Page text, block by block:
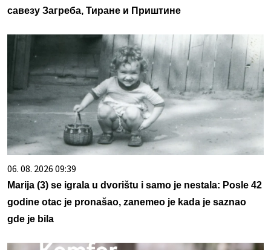
савезу Загреба, Тиране и Приштине
06. 08. 2026 09:39
Marija (3) se igrala u dvorištu i samo je nestala: Posle 42
godine otac je pronašao, zanemeo je kada je saznao
gde je bila